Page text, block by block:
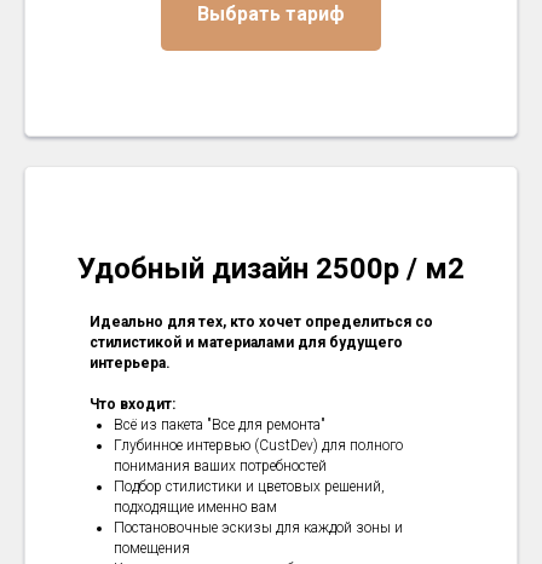
Выбрать тариф
Удобный дизайн 2500р / м2
Идеально для тех, кто хочет определиться со
стилистикой и материалами для будущего
интерьера.
Что входит:
Всё из пакета "Все для ремонта"
Глубинное интервью (CustDev) для полного
понимания ваших потребностей
Подбор стилистики и цветовых решений,
подходящие именно вам
Постановочные эскизы для каждой зоны и
помещения